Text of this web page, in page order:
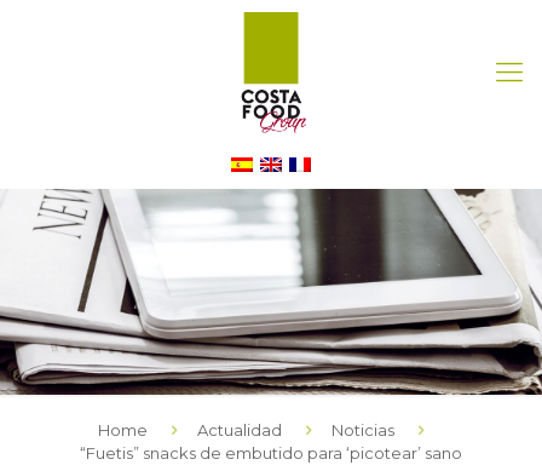
Home Actualidad
Noticias
“Fuetis” snacks de embutido para ‘picotear’ sano